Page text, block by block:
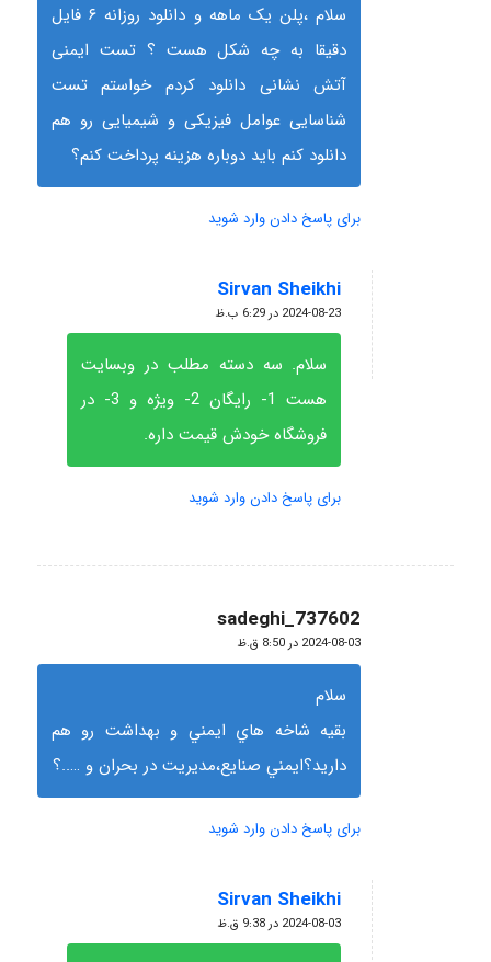
سلام ،پلن یک ماهه و دانلود روزانه ۶ فایل
دقیقا به چه شکل هست ؟ تست ایمنی
آتش نشانی دانلود کردم خواستم تست
شناسایی عوامل فیزیکی و شیمیایی رو هم
دانلود کنم باید دوباره هزینه پرداخت کنم؟
برای پاسخ دادن وارد شوید
Sirvan Sheikhi
گفته:
2024-08-23 در 6:29 ب.ظ
سلام. سه دسته مطلب در وبسایت
هست 1- رایگان 2- ویژه و 3- در
فروشگاه خودش قیمت داره.
برای پاسخ دادن وارد شوید
sadeghi_737602
گفته:
2024-08-03 در 8:50 ق.ظ
سلام
بقيه شاخه هاي ايمني و بهداشت رو هم
داريد؟ايمني صنايع،مديريت در بحران و …..؟
برای پاسخ دادن وارد شوید
Sirvan Sheikhi
گفته:
2024-08-03 در 9:38 ق.ظ